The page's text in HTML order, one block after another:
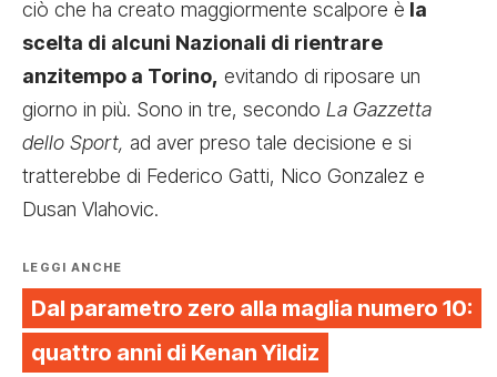
ciò che ha creato maggiormente scalpore è la
scelta di alcuni Nazionali di rientrare
anzitempo a Torino, evitando di riposare un
giorno in più. Sono in tre, secondo La Gazzetta
dello Sport, ad aver preso tale decisione e si
tratterebbe di Federico Gatti, Nico Gonzalez e
Dusan Vlahovic.
LEGGI ANCHE
Dal parametro zero alla maglia numero 10:
quattro anni di Kenan Yildiz